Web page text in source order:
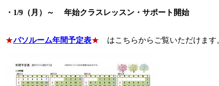
・ 1/9（月）～ 年始クラスレッスン・サポート 開始
★パソルーム年間予定表★ はこちらからご覧いただけます